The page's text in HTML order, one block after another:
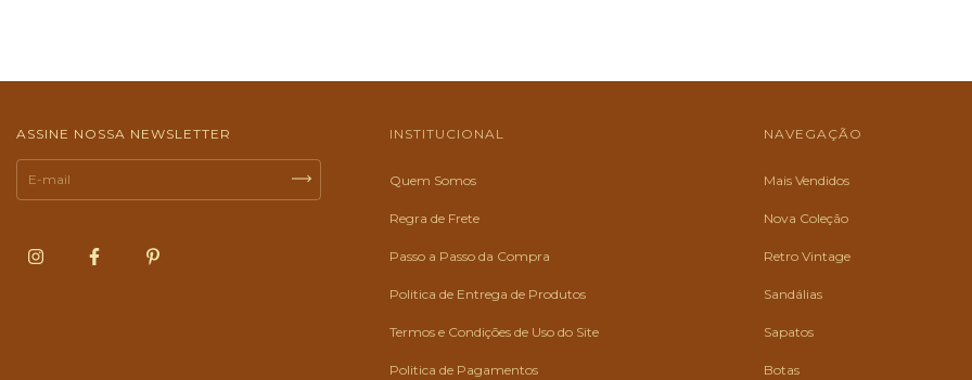
ASSINE NOSSA NEWSLETTER INSTITUCIONAL
Quem Somos
Regra de Frete
Passo a Passo da Compra
Politica de Entrega de Produtos
Termos e Condições de Uso do Site
Politica de Pagamentos
NAVEGAÇÃO
Mais Vendidos
Nova Coleção
Retro Vintage
Sandálias
Sapatos
Botas